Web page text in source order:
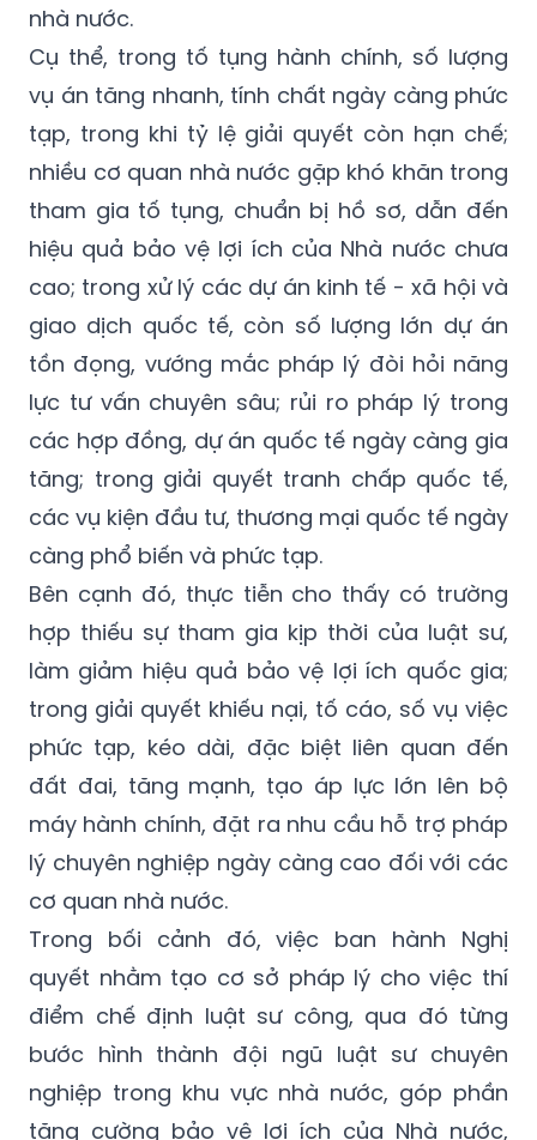
nhà nước.
Cụ thể, trong tố tụng hành chính, số lượng
vụ án tăng nhanh, tính chất ngày càng phức
tạp, trong khi tỷ lệ giải quyết còn hạn chế;
nhiều cơ quan nhà nước gặp khó khăn trong
tham gia tố tụng, chuẩn bị hồ sơ, dẫn đến
hiệu quả bảo vệ lợi ích của Nhà nước chưa
cao; trong xử lý các dự án kinh tế - xã hội và
giao dịch quốc tế, còn số lượng lớn dự án
tồn đọng, vướng mắc pháp lý đòi hỏi năng
lực tư vấn chuyên sâu; rủi ro pháp lý trong
các hợp đồng, dự án quốc tế ngày càng gia
tăng; trong giải quyết tranh chấp quốc tế,
các vụ kiện đầu tư, thương mại quốc tế ngày
càng phổ biến và phức tạp.
Bên cạnh đó, thực tiễn cho thấy có trường
hợp thiếu sự tham gia kịp thời của luật sư,
làm giảm hiệu quả bảo vệ lợi ích quốc gia;
trong giải quyết khiếu nại, tố cáo, số vụ việc
phức tạp, kéo dài, đặc biệt liên quan đến
đất đai, tăng mạnh, tạo áp lực lớn lên bộ
máy hành chính, đặt ra nhu cầu hỗ trợ pháp
lý chuyên nghiệp ngày càng cao đối với các
cơ quan nhà nước.
Trong bối cảnh đó, việc ban hành Nghị
quyết nhằm tạo cơ sở pháp lý cho việc thí
điểm chế định luật sư công, qua đó từng
bước hình thành đội ngũ luật sư chuyên
nghiệp trong khu vực nhà nước, góp phần
tăng cường bảo vệ lợi ích của Nhà nước,